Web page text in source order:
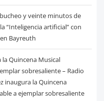
y veinte minutos de
“Inteligencia artificial” con
Bayreuth
la Quincena Musical
sobresaliente – Radio
inaugura la Quincena
a ejemplar sobresaliente